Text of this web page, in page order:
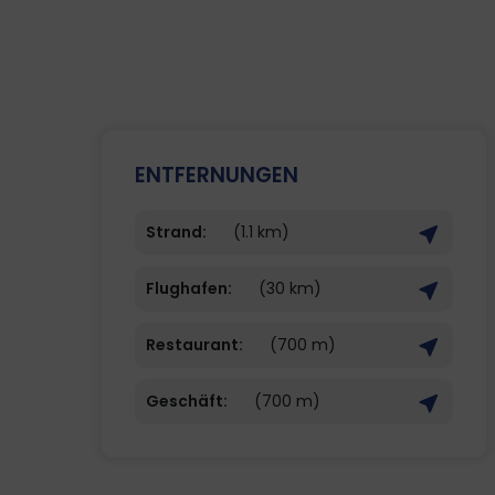
ENTFERNUNGEN
Strand: (1.1 km)
Flughafen: (30 km)
Restaurant: (700 m)
Geschäft: (700 m)